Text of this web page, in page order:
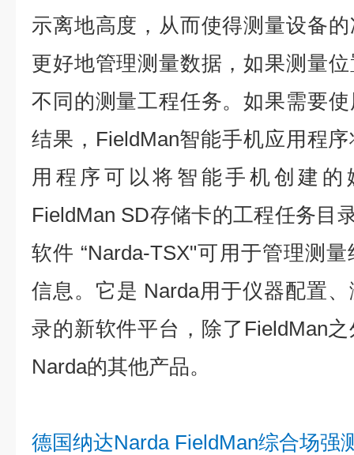
示离地高度，从而使得测量设备
更好地管理测量数据，如果测量
不同的测量工程任务。如果需要
结果，FieldMan智能手机应用程
用程序可以将智能手机创建
FieldMan SD存储卡的工程任务目
软件 “Narda-TSX"可用于管理测
信息。它是 Narda用于仪器配置
录的新软件平台，除了FieldMan
Narda的其他产品。
德国纳达Narda FieldMan综合场强